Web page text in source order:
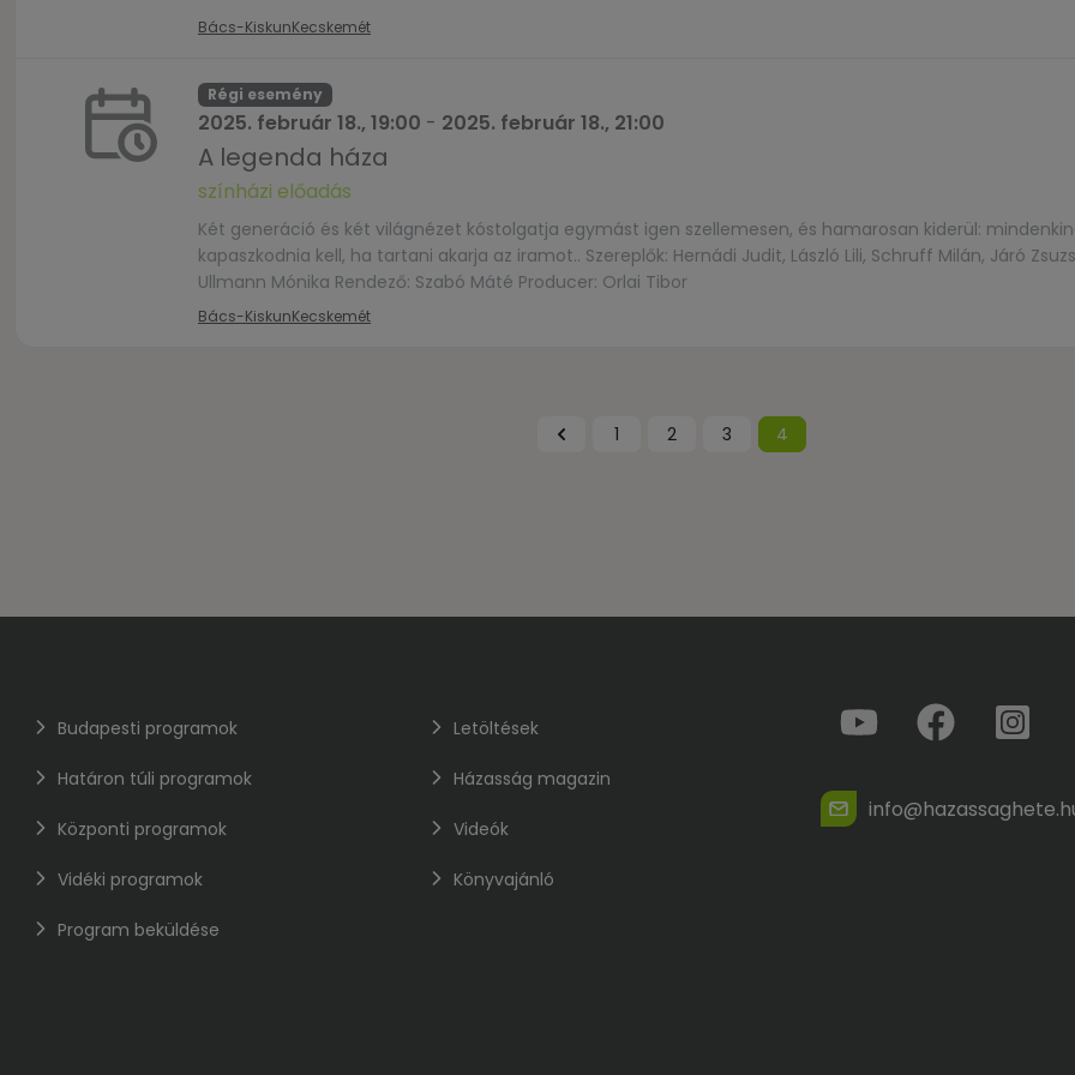
Bács-KiskunKecskemét
Régi esemény
2025. február 18., 19:00 - 2025. február 18., 21:00
A legenda háza
színházi előadás
Két generáció és két világnézet kóstolgatja egymást igen szellemesen, és hamarosan kiderül:
kapaszkodnia kell, ha tartani akarja az iramot.. Szereplők: Hernádi Judit, László Lili, Schruff Milán, Járó
Ullmann Mónika Rendező: Szabó Máté Producer: Orlai Tibor
Bács-KiskunKecskemét
1 2 3 4
Budapesti programok
Határon túli programok
Központi programok
Vidéki programok
Program beküldése
Letöltések
Házasság magazin
Videók
Könyvajánló